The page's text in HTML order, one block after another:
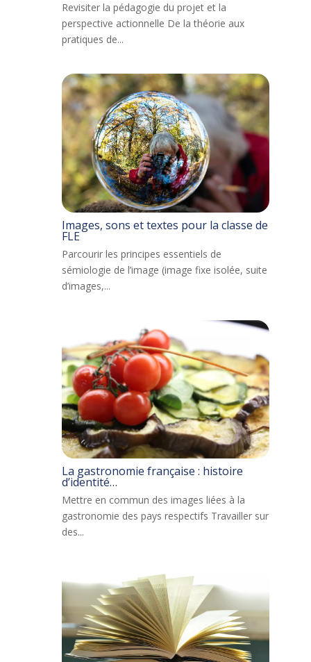
Revisiter la pédagogie du projet et la
perspective actionnelle De la théorie aux
pratiques de...
Images, sons et textes pour la classe de
FLE
Parcourir les principes essentiels de
sémiologie de l’image (image fixe isolée, suite
d’images,...
La gastronomie française : histoire
d’identité…
Mettre en commun des images liées à la
gastronomie des pays respectifs Travailler sur
des...